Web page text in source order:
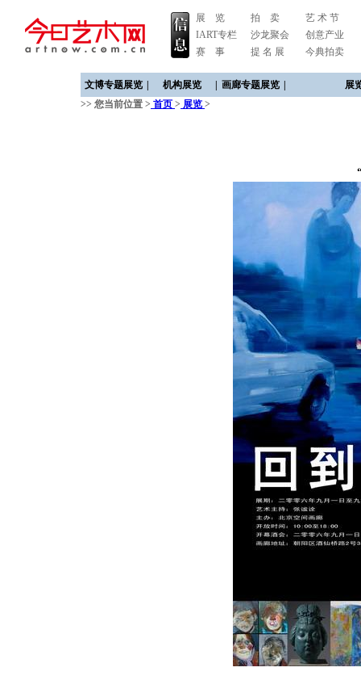
展 览
IART专栏
赛 事
拍 卖
沙龙聚会
提 名 展
艺 术 节
创意产业
今典拍卖
文博专题展览 机构展览 画廊专题展览
展
>> 您当前位置 > 首页 > 展览 >